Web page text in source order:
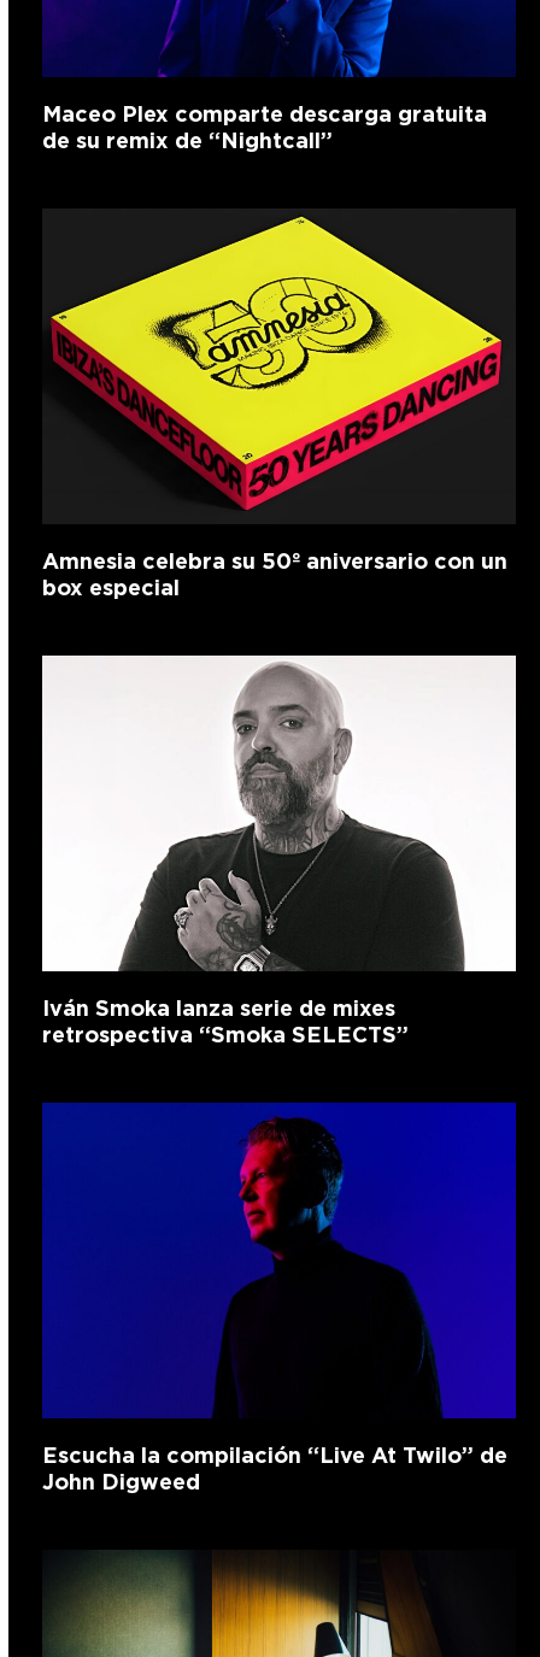
Maceo Plex comparte descarga gratuita
de su remix de “Nightcall”
Amnesia celebra su 50º aniversario con un
box especial
Iván Smoka lanza serie de mixes
retrospectiva “Smoka SELECTS”
Escucha la compilación “Live At Twilo” de
John Digweed